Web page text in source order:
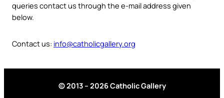
queries contact us through the e-mail address given
below.
Contact us: info@catholicgallery.org
© 2013 – 2026 Catholic Gallery